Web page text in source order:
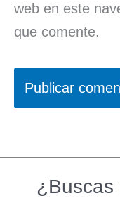
web en este
que comente.
¿Buscas